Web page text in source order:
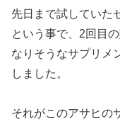
先日まで試していた
という事で、2回目
なりそうなサプリメ
しました。
それがこのアサヒの